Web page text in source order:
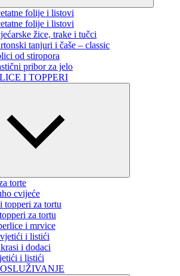
folije i listovi
folije i listovi
žice, trake i tučci
tanjuri i čaše – classic
od stiropora
pribor za jelo
I TOPPERI
torte
cvijeće
topperi za tortu
za tortu
i mrvice
i listići
i dodaci
i listići